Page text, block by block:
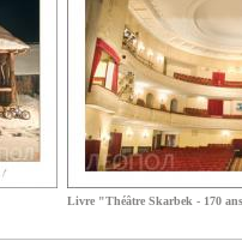
Livre "Théâtre Skarbek - 170